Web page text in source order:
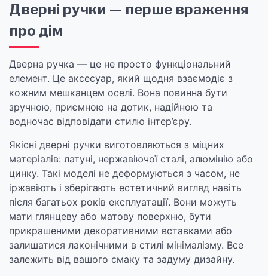
Дверні ручки — перше враження
про дім
Дверна ручка — це не просто функціональний
елемент. Це аксесуар, який щодня взаємодіє з
кожним мешканцем оселі. Вона повинна бути
зручною, приємною на дотик, надійною та
водночас відповідати стилю інтер’єру.
Якісні дверні ручки виготовляються з міцних
матеріалів: латуні, нержавіючої сталі, алюмінію або
цинку. Такі моделі не деформуються з часом, не
іржавіють і зберігають естетичний вигляд навіть
після багатьох років експлуатації. Вони можуть
мати глянцеву або матову поверхню, бути
прикрашеними декоративними вставками або
залишатися лаконічними в стилі мінімалізму. Все
залежить від вашого смаку та задуму дизайну.